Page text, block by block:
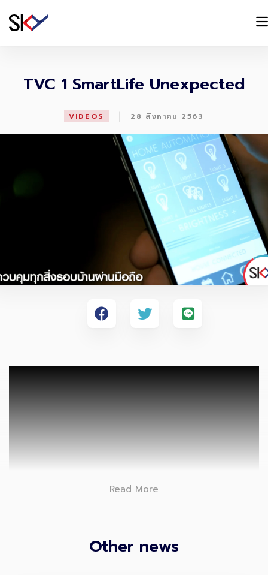
TVC 1 SmartLife Unexpected
VIDEOS | 28 สิงหาคม 2563
Read More
Other news